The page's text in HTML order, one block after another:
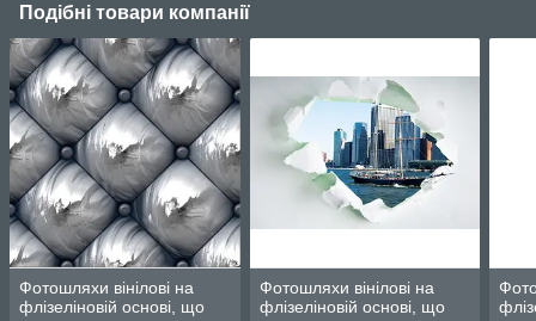
Подібні товари компанії
Фотошляхи вінілові на
флізеліновій основі, що
Фотошляхи вінілові на
флізеліновій основі, що